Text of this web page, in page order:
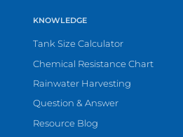
KNOWLEDGE
Tank Size Calculator
Chemical Resistance Chart
Rainwater Harvesting
Question & Answer
Resource Blog